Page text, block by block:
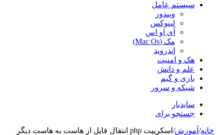
سیستم عامل
ویندوز
لینوکس
آی او اس
مک (Mac Os)
اندروید
هک و امنیت
علم و دانش
بازی و گیم
شبکه و سرور
سایدبار
جستجو برای
خانه/ آموزش/ اسکریپت php انتقال فایل از هاست به هاست دیگر